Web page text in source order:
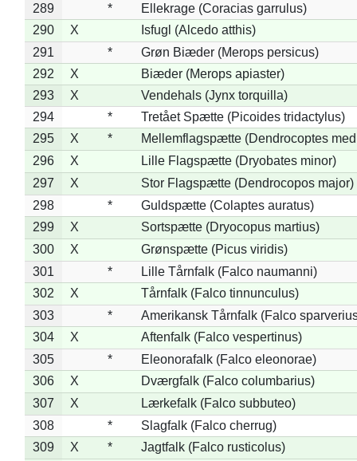
289
*
Ellekrage (Coracias garrulus)
290
X
Isfugl (Alcedo atthis)
291
*
Grøn Biæder (Merops persicus)
292
X
Biæder (Merops apiaster)
293
X
Vendehals (Jynx torquilla)
294
*
Tretået Spætte (Picoides tridactylus)
295
X *
Mellemflagspætte (Dendrocoptes
296
X
Lille Flagspætte (Dryobates minor)
297
X
Stor Flagspætte (Dendrocopos major)
298
*
Guldspætte (Colaptes auratus)
299
X
Sortspætte (Dryocopus martius)
300
X
Grønspætte (Picus viridis)
301
*
Lille Tårnfalk (Falco naumanni)
302
X
Tårnfalk (Falco tinnunculus)
303
*
Amerikansk Tårnfalk (Falco
304
X
Aftenfalk (Falco vespertinus)
305
*
Eleonorafalk (Falco eleonorae)
306
X
Dværgfalk (Falco columbarius)
307
X
Lærkefalk (Falco subbuteo)
308
*
Slagfalk (Falco cherrug)
309
X *
Jagtfalk (Falco rusticolus)